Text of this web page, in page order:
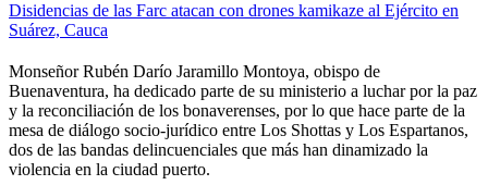
Disidencias de las Farc atacan con drones kamikaze al Ejército en
Suárez, Cauca
Monseñor Rubén Darío Jaramillo Montoya, obispo de
Buenaventura, ha dedicado parte de su ministerio a luchar por la paz
y la reconciliación de los bonaverenses, por lo que hace parte de la
mesa de diálogo socio-jurídico entre Los Shottas y Los Espartanos,
dos de las bandas delincuenciales que más han dinamizado la
violencia en la ciudad puerto.